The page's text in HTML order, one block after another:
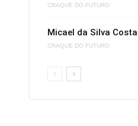
CRAQUE DO FUTURO
Micael da Silva Costa
CRAQUE DO FUTURO